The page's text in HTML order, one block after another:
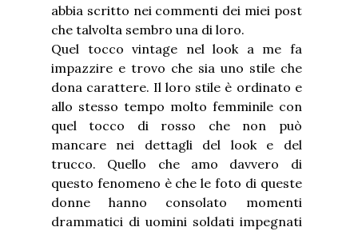
abbia scritto nei commenti dei miei post
che talvolta sembro una di loro.
Quel tocco vintage nel look a me fa
impazzire e trovo che sia uno stile che
dona carattere. Il loro stile è ordinato e
allo stesso tempo molto femminile con
quel tocco di rosso che non può
mancare nei dettagli del look e del
trucco. Quello che amo davvero di
questo fenomeno è che le foto di queste
donne hanno consolato momenti
drammatici di uomini soldati impegnati